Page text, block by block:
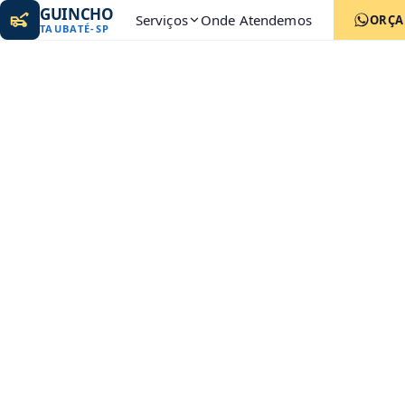
GUINCHO
TAUBATÉ-SP Serviços Onde Atendemos